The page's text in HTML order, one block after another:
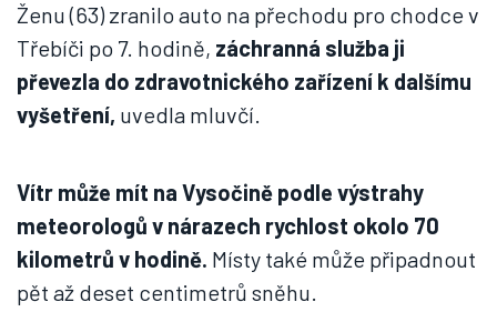
Ženu (63) zranilo auto na přechodu pro chodce v
Třebíči po 7. hodině, záchranná služba ji
převezla do zdravotnického zařízení k dalšímu
vyšetření, uvedla mluvčí.
Vítr může mít na Vysočině podle výstrahy
meteorologů v nárazech rychlost okolo 70
kilometrů v hodině. Místy také může připadnout
pět až deset centimetrů sněhu.